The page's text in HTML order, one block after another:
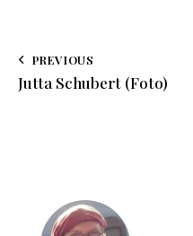
PREVIOUS
Jutta Schubert (Foto)